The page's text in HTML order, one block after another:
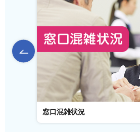
前のスライドを表示
窓口混雑状況